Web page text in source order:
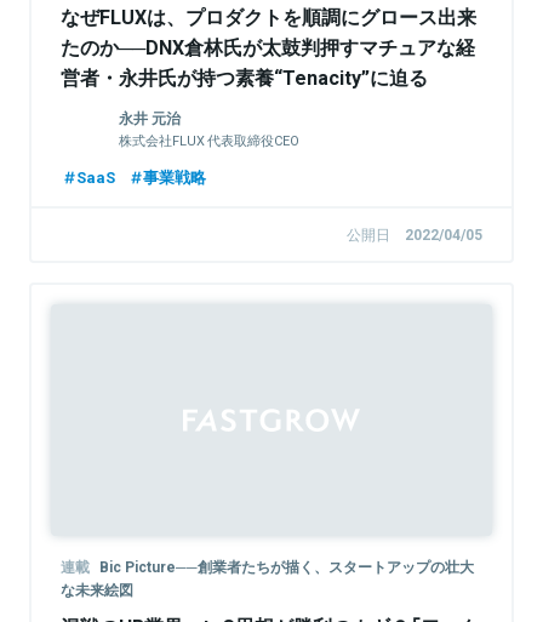
なぜFLUXは、プロダクトを順調にグロース出来
たのか──DNX倉林氏が太鼓判押すマチュアな経
営者・永井氏が持つ素養“Tenacity”に迫る
永井 元治
株式会社FLUX 代表取締役CEO
SaaS 事業戦略
公開日 2022/04/05
連載 Bic Picture──創業者たちが描く、スタートアップの壮大
な未来絵図